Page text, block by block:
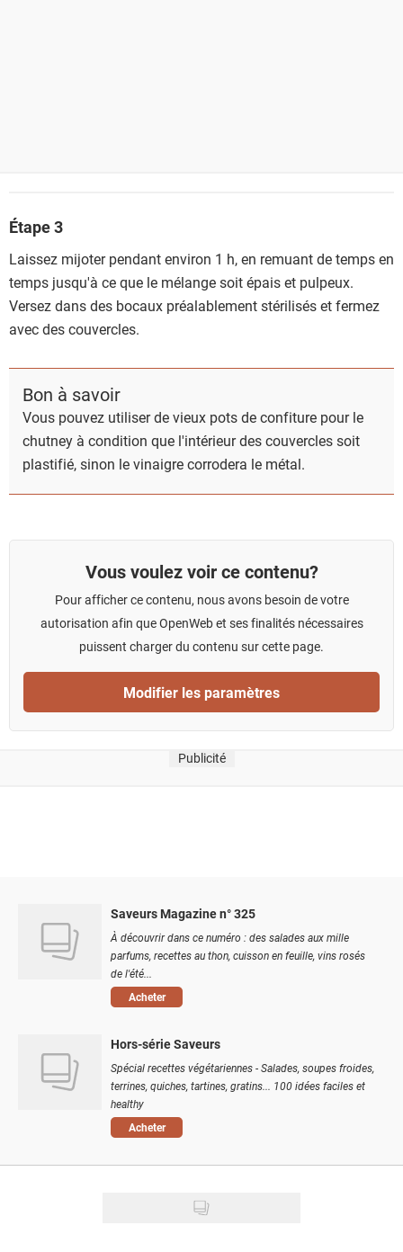
Étape 3
Laissez mijoter pendant environ 1 h, en remuant de temps en
temps jusqu'à ce que le mélange soit épais et pulpeux.
Versez dans des bocaux préalablement stérilisés et fermez
avec des couvercles.
Bon à savoir
Vous pouvez utiliser de vieux pots de confiture pour le
chutney à condition que l'intérieur des couvercles soit
plastifié, sinon le vinaigre corrodera le métal.
Vous voulez voir ce contenu?
Pour afficher ce contenu, nous avons besoin de votre
autorisation afin que OpenWeb et ses finalités nécessaires
puissent charger du contenu sur cette page.
Modifier les paramètres
Publicité
Saveurs Magazine n° 325
À découvrir dans ce numéro : des salades aux mille
parfums, recettes au thon, cuisson en feuille, vins rosés
de l'été...
Acheter
Hors-série Saveurs
Spécial recettes végétariennes - Salades, soupes froides,
terrines, quiches, tartines, gratins... 100 idées faciles et
healthy
Acheter